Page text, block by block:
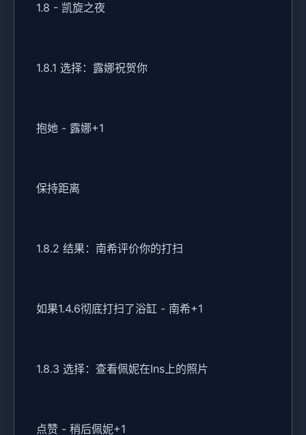
1.8 - 凯旋之夜
1.8.1 选择：露娜祝贺你
抱她 - 露娜+1
保持距离
1.8.2 结果：南希评价你的打扫
如果1.4.6彻底打扫了浴缸 - 南希+1
1.8.3 选择：查看佩妮在Ins上的照片
点赞 - 稍后佩妮+1